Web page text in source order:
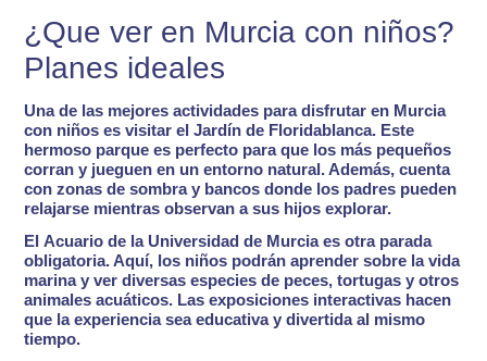
¿Que ver en Murcia con niños?
Planes ideales
Una de las mejores actividades para disfrutar en Murcia
con niños es visitar elJardín de Floridablanca. Este
hermoso parque es perfecto para que los más pequeños
corran y jueguen en un entorno natural. Además, cuenta
con zonas de sombra y bancos donde los padres pueden
relajarse mientras observan a sus hijos explorar.
ElAcuario de la Universidad de Murciaes otra parada
obligatoria. Aquí, los niños podrán aprender sobre la vida
marina y ver diversas especies de peces, tortugas y otros
animales acuáticos. Las exposiciones interactivas hacen
que la experiencia sea educativa y divertida al mismo
tiempo.